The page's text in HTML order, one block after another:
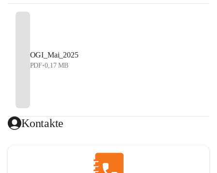
OGI_Mai_2025
PDF•0,17 MB
Kontakte